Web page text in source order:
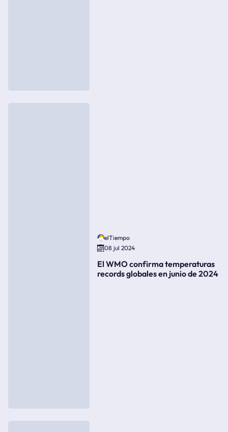
elTiempo
08 jul 2024
El WMO confirma temperaturas
records globales en junio de 2024